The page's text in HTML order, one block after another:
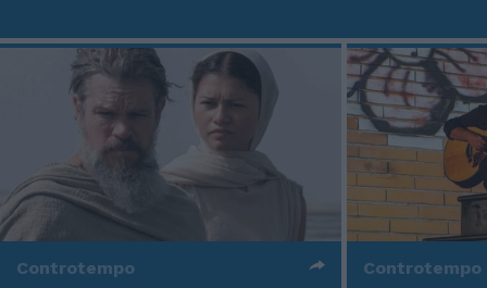
Controtempo Controtempo